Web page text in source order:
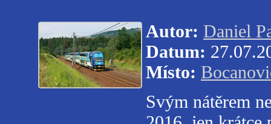
Autor: Daniel
Datum:
Místo:
Svým nátěrem